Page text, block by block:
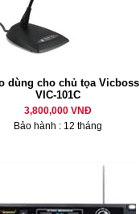
dùng cho chủ tọa Vicboss
VIC-101C
3,800,000 VNĐ
Bảo hành : 12 tháng